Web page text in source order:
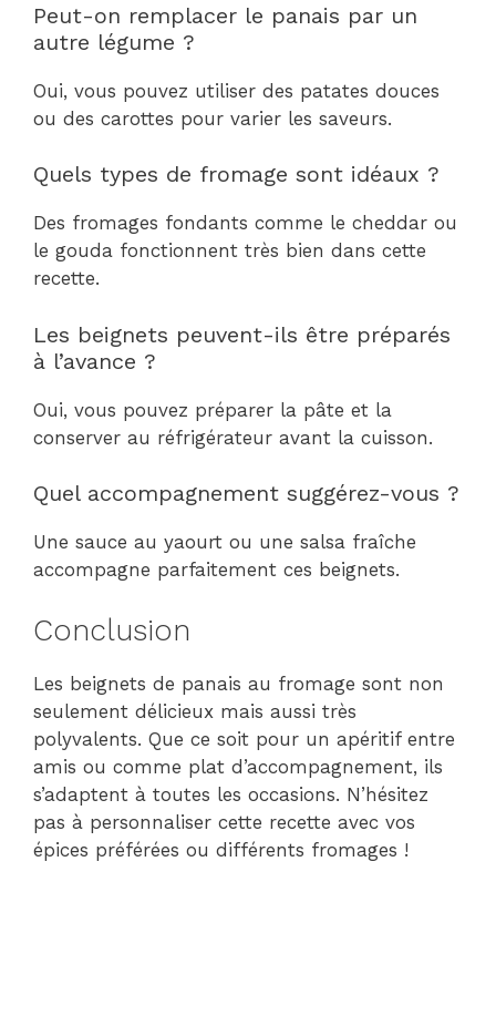
Peut-on remplacer le panais par un
autre légume ?
Oui, vous pouvez utiliser des patates douces
ou des carottes pour varier les saveurs.
Quels types de fromage sont idéaux ?
Des fromages fondants comme le cheddar ou
le gouda fonctionnent très bien dans cette
recette.
Les beignets peuvent-ils être préparés
à l’avance ?
Oui, vous pouvez préparer la pâte et la
conserver au réfrigérateur avant la cuisson.
Quel accompagnement suggérez-vous ?
Une sauce au yaourt ou une salsa fraîche
accompagne parfaitement ces beignets.
Conclusion
Les beignets de panais au fromage sont non
seulement délicieux mais aussi très
polyvalents. Que ce soit pour un apéritif entre
amis ou comme plat d’accompagnement, ils
s’adaptent à toutes les occasions. N’hésitez
pas à personnaliser cette recette avec vos
épices préférées ou différents fromages !